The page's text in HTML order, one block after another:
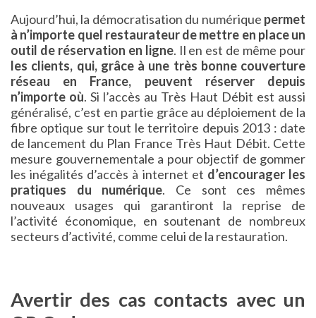
Aujourd’hui, la démocratisation du numérique permet
à n’importe quel restaurateur de mettre en place un
outil de réservation en ligne. Il en est de même pour
les clients, qui, grâce à une très bonne couverture
réseau en France, peuvent réserver depuis
n’importe où. Si l’accès au Très Haut Débit est aussi
généralisé, c’est en partie grâce au déploiement de la
fibre optique sur tout le territoire depuis 2013 : date
de lancement du Plan France Très Haut Débit. Cette
mesure gouvernementale a pour objectif de gommer
les inégalités d’accès à internet et d’encourager les
pratiques du numérique. Ce sont ces mêmes
nouveaux usages qui garantiront la reprise de
l’activité économique, en soutenant de nombreux
secteurs d’activité, comme celui de la restauration.
Avertir des cas contacts avec un